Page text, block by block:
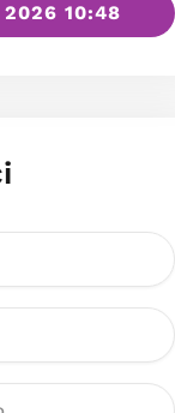
10:48